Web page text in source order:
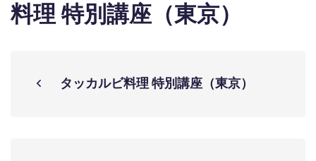
料理 特別講座（東京）
タッカルビ料理 特別講座（東京）